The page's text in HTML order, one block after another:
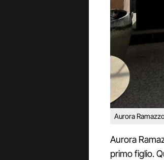
Aurora
Aurora
primo figlio.